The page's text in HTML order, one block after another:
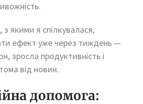
якими я спілкувалася,
ефект уже через тиждень —
зросла продуктивність і
від новин.
допомога: